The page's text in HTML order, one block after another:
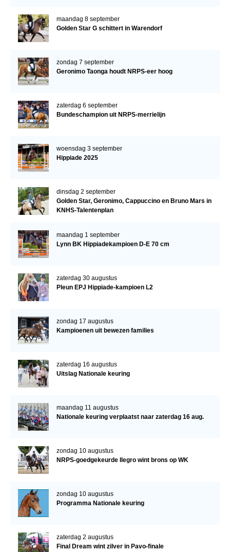
maandag 8 september
Golden Star G schittert in Warendorf
zondag 7 september
Geronimo Taonga houdt NRPS-eer hoog
zaterdag 6 september
Bundeschampion uit NRPS-merrielijn
woensdag 3 september
Hippiade 2025
dinsdag 2 september
Golden Star, Geronimo, Cappuccino en Bruno Mars in
KNHS-Talentenplan
maandag 1 september
Lynn BK Hippiadekampioen D-E 70 cm
zaterdag 30 augustus
Pleun EPJ Hippiade-kampioen L2
zondag 17 augustus
Kampioenen uit bewezen families
zaterdag 16 augustus
Uitslag Nationale keuring
maandag 11 augustus
Nationale keuring verplaatst naar zaterdag 16 aug.
zondag 10 augustus
NRPS-goedgekeurde Ilegro wint brons op WK
zondag 10 augustus
Programma Nationale keuring
zaterdag 2 augustus
Final Dream wint zilver in Pavo-finale